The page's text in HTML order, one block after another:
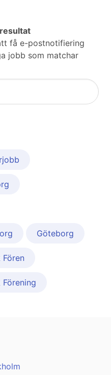
få e-postnotifiering
jobb som matchar
Göteborg